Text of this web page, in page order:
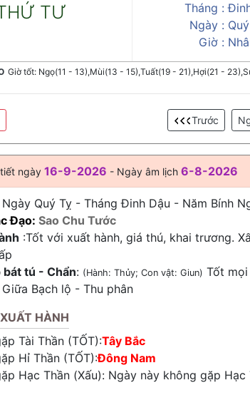
TƯ Tháng :
Ngày :
Giờ :
Giờ tốt: Ngọ(11 - 13),Mùi(13 - 15),Tuất(19 - 21),Hợi(21 -
Trước
ngày 16-9-2026 - Ngày âm lịch 6-8-2026
Ngày Quý Tỵ - Tháng Đinh Dậu - Năm Bính
Đạo: Sao Chu Tước
:Tốt với xuất hành, giá thú, khai trương.
bát tú - Chẩn: (Hành: Thủy; Con vật: Giun) Tốt
Giữa Bạch lộ - Thu phân
HÀNH
Tài Thần (TỐT):Tây Bắc
Hỉ Thần (TỐT):Đông Nam
Hạc Thần (Xấu): Ngày này không gặp Hạc